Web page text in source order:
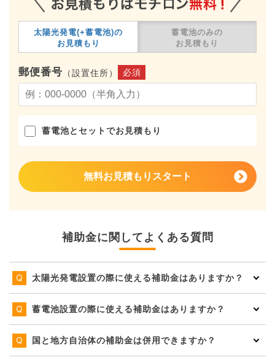
太陽光発電(+蓄電池)の
お見積もり
蓄電池のみの
お見積もり
郵便番号 （設置住所） 必須
蓄電池とセットでお見積もり
無料お見積もりスタート
補助金に関してよくある質問
太陽光発電設置の際に使える補助金はありますか？
蓄電池設置の際に使える補助金はありますか？
国と地方自治体の補助金は併用できますか？